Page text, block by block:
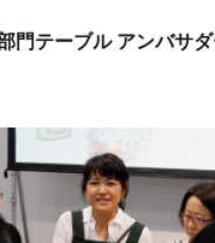
門テーブル アンバサ